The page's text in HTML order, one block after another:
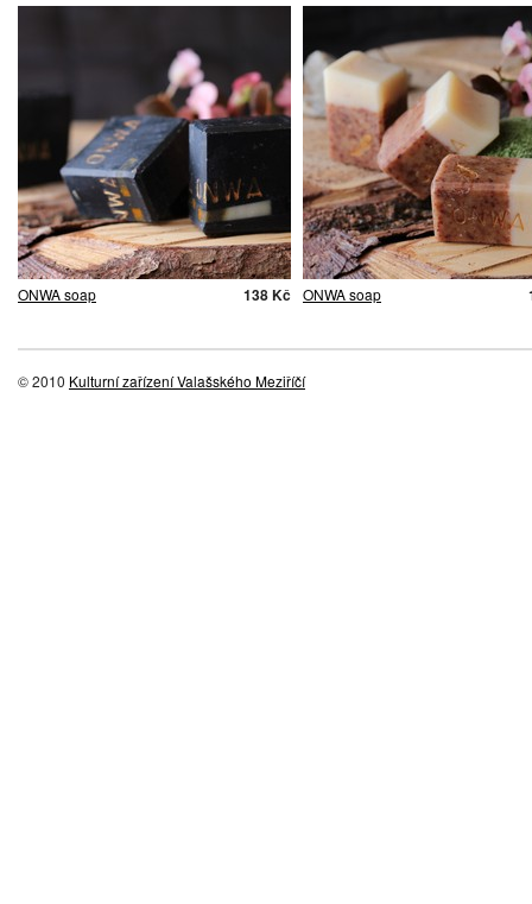
ONWA soap 138 Kč ONWA soap
© 2010 Kulturní zařízení Valašského Meziříčí